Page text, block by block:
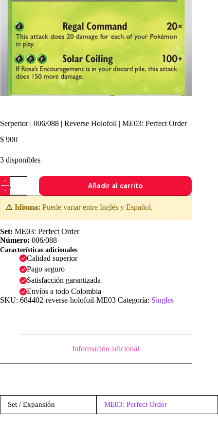
Serperior | 006/088 | Reverse Holofoil | ME03: Perfect Order
$ 900
3 disponibles
Serperior
|
006/088
Holofoil
|
ME03:
Perfect
Order
cantidad
Añadir al carrito
⚠️ Idioma: Puede variar entre Inglés y Español.
Set: ME03: Perfect Order
Número: 006/088
Características adicionales
Calidad superior
Pago seguro
Satisfacción garantizada
Envíos a todo Colombia
SKU: 684402-reverse-holofoil-ME03 Categoría: Singles
Información adicional
Set / Expansión ME03: Perfect Order